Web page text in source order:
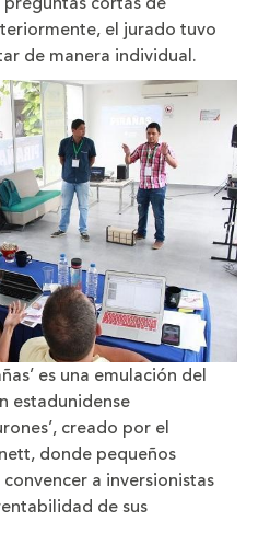
el jurado tuvo
de manera individual.
es una emulación del
estadunidense
creado por el
donde pequeños
a inversionistas
de sus